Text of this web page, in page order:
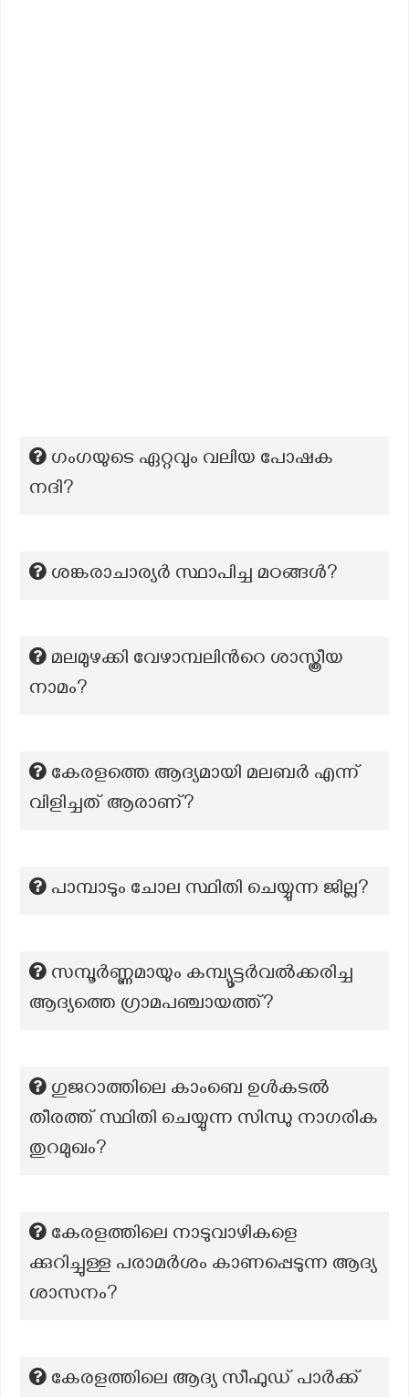
ഗംഗയുടെ ഏറ്റവും വലിയ പോഷക
നദി?
ശങ്കരാചാര്യർ സ്ഥാപിച്ച മഠങ്ങൾ?
മലമുഴക്കി വേഴാമ്പലിന്‍റെ ശാസ്ത്രീയ
നാമം?
കേരളത്തെ ആദ്യമായി മലബര്‍ എന്ന്
വിളിച്ചത് ആരാണ്?
പാമ്പാടും ചോല സ്ഥിതി ചെയ്യുന്ന ജില്ല?
സമ്പൂര്‍ണ്ണമായും കമ്പ്യൂട്ടര്‍വല്‍ക്കരിച്ച
ആദ്യത്തെ ഗ്രാമപഞ്ചായത്ത്?
ഗുജറാത്തിലെ കാംബെ ഉൾകടൽ
തീരത്ത് സ്ഥിതി ചെയ്യുന്ന സിന്ധു നാഗരിക
തുറമുഖം?
കേരളത്തിലെ നാടുവാഴികളെ
ക്കുറിച്ചുള്ള പരാമർശം കാണപ്പെടുന്ന ആദ്യ
ശാസനം?
കേരളത്തിലെ ആദ്യ സീഫുഡ് പാർക്ക്